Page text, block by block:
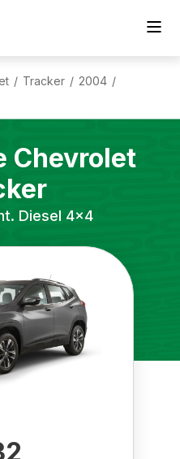
/ Tracker / 2004 /
Chevrolet
Diesel 4x4